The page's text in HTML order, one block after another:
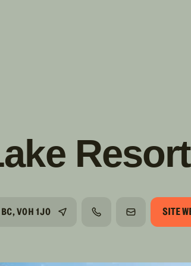
Resort
BC, V0H 1J0 TÉLÉPHONECOURRIELSITE